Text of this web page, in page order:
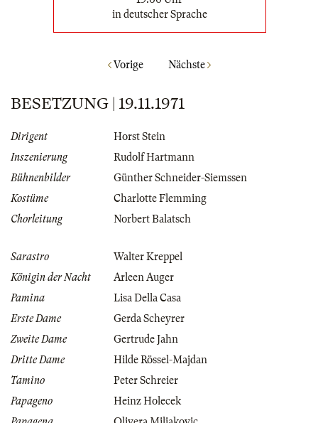
in deutscher Sprache
Vorige Nächste
BESETZUNG | 19.11.1971
Dirigent
Horst Stein
Inszenierung
Rudolf Hartmann
Bühnenbilder
Günther Schneider-Siemssen
Kostüme
Charlotte Flemming
Chorleitung
Norbert Balatsch
Sarastro
Walter Kreppel
Königin der Nacht
Arleen Auger
Pamina
Lisa Della Casa
Erste Dame
Gerda Scheyrer
Zweite Dame
Gertrude Jahn
Dritte Dame
Hilde Rössel-Majdan
Tamino
Peter Schreier
Papageno
Heinz Holecek